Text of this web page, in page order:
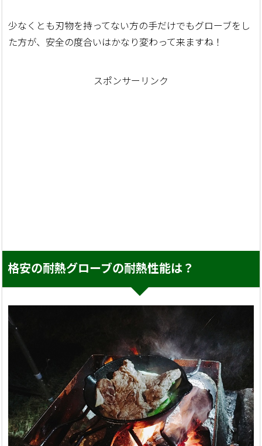
少なくとも刃物を持ってない方の手だけでもグローブをし
た方が、安全の度合いはかなり変わって来ますね！
スポンサーリンク
格安の耐熱グローブの耐熱性能は？